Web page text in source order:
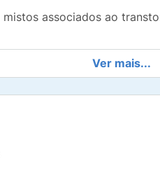
associados ao
a outros
a outros medicamentos
adjuvante em adultos e
Ver mais...